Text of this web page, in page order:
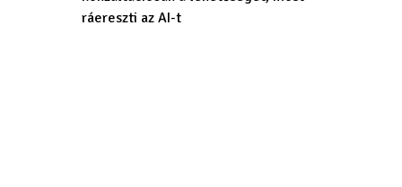
ráereszti az AI-t